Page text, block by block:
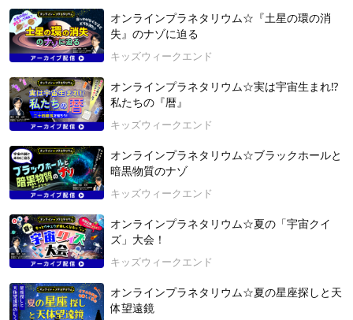
オンラインプラネタリウム☆『土星の環の消
失』のナゾに迫る
キッズウィークエンド
オンラインプラネタリウム☆実は宇宙生まれ⁉
私たちの『暦』
キッズウィークエンド
オンラインプラネタリウム☆ブラックホールと
暗黒物質のナゾ
キッズウィークエンド
オンラインプラネタリウム☆夏の「宇宙クイ
ズ」大会！
キッズウィークエンド
オンラインプラネタリウム☆夏の星座探しと天
体望遠鏡